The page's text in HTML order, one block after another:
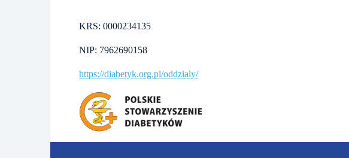
KRS: 0000234135
NIP: 7962690158
https://diabetyk.org.pl/oddzialy/